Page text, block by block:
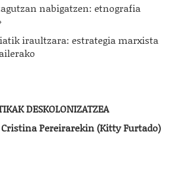
nabigatzen: etnografia
iraultzara: estrategia marxista
DESKOLONIZATZEA
Pereirarekin (Kitty Furtado)